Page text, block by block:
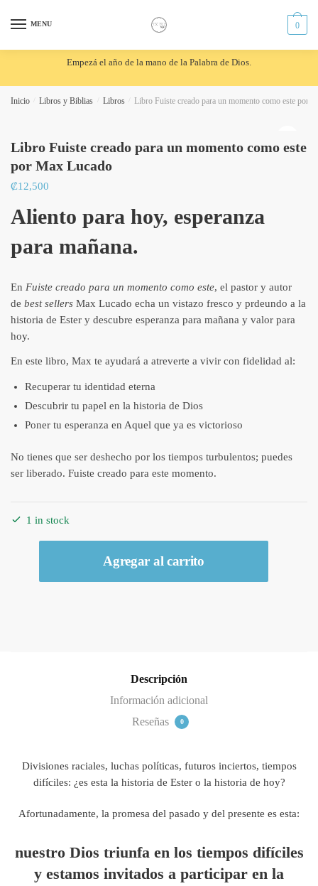
MENU 0
Empezá el año de la mano de la Palabra de Dios.
Inicio Libros y Biblias Libros Libro Fuiste creado para un momento como este por
Libro Fuiste creado para un momento como este
por Max Lucado
₡12,500
Aliento para hoy, esperanza
para mañana.
En Fuiste creado para un momento como este, el pastor y autor
de best sellers Max Lucado echa un vistazo fresco y prdeundo a la
historia de Ester y descubre esperanza para mañana y valor para
hoy.
En este libro, Max te ayudará a atreverte a vivir con fidelidad al:
Recuperar tu identidad eterna
Descubrir tu papel en la historia de Dios
Poner tu esperanza en Aquel que ya es victorioso
No tienes que ser deshecho por los tiempos turbulentos; puedes
ser liberado. Fuiste creado para este momento.
1 in stock
creado
Agregar al carrito
Descripción
Información adicional
Reseñas
0
Divisiones raciales, luchas políticas, futuros inciertos, tiempos
difíciles: ¿es esta la historia de Ester o la historia de hoy?
Afortunadamente, la promesa del pasado y del presente es esta:
nuestro Dios triunfa en los tiempos difíciles
y estamos invitados a participar en la